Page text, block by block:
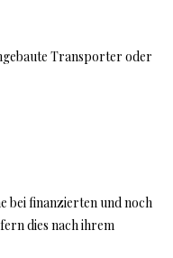
Transporter oder
bei finanzierten und noch
dies nach ihrem